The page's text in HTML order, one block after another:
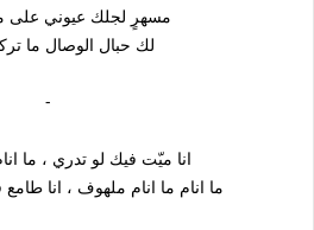
مسهرٍ لجلك عيوني على
-
انا ميّت فيك لو تدري ، ما
ما انام ما انام ملهوف ، انا